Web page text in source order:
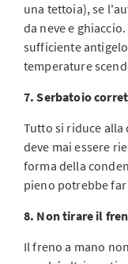
una tettoia), se
da neve e
sufficiente
temperature
7. Serbatoio
Tutto si riduce
deve mai essere
forma della
pieno potrebbe
8. Non tirare il
Il freno a mano